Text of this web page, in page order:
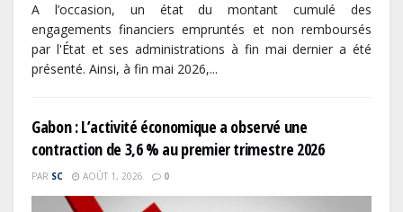
A l’occasion, un état du montant cumulé des
engagements financiers empruntés et non remboursés
par l'État et ses administrations à fin mai dernier a été
présenté. Ainsi, à fin mai 2026,...
Gabon : L’activité économique a observé une
contraction de 3,6 % au premier trimestre 2026
PAR SC AOÛT 1, 2026 0